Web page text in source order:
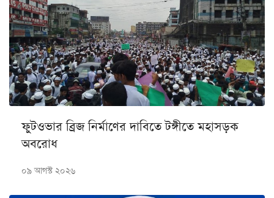
ফুটওভার ব্রিজ নির্মাণের দাবিতে টঙ্গীতে মহাসড়ক
অবরোধ
০৯ আগস্ট ২০২৬